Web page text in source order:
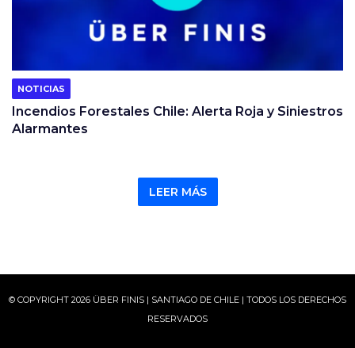
NOTICIAS
Incendios Forestales Chile: Alerta Roja y Siniestros
Alarmantes
LEER MÁS
© COPYRIGHT 2026 ÜBER FINIS | SANTIAGO DE CHILE | TODOS LOS DERECHOS
RESERVADOS